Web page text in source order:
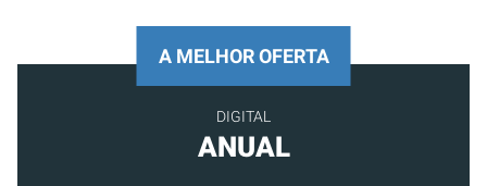
A MELHOR OFERTA
DIGITAL
ANUAL